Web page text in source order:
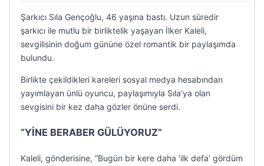
Şarkıcı Sıla Gençoğlu, 46 yaşına bastı. Uzun süredir
şarkıcı ile mutlu bir birliktelik yaşayan İlker Kaleli,
sevgilisinin doğum gününe özel romantik bir paylaşımda
bulundu.
Birlikte çekildikleri kareleri sosyal medya hesabından
yayımlayan ünlü oyuncu, paylaşımıyla Sıla’ya olan
sevgisini bir kez daha gözler önüne serdi.
“YİNE BERABER GÜLÜYORUZ”
Kaleli, gönderisine, “Bugün bir kere daha ‘ilk defa’ gördüm